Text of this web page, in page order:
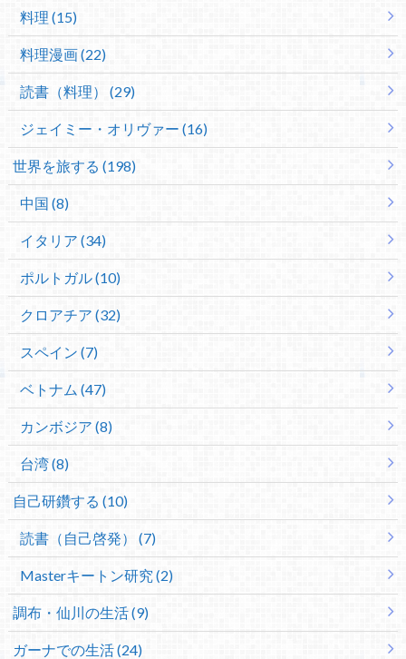
料理 (15)
料理漫画 (22)
読書（料理） (29)
ジェイミー・オリヴァー (16)
世界を旅する (198)
中国 (8)
イタリア (34)
ポルトガル (10)
クロアチア (32)
スペイン (7)
ベトナム (47)
カンボジア (8)
台湾 (8)
自己研鑽する (10)
読書（自己啓発） (7)
Masterキートン研究 (2)
調布・仙川の生活 (9)
ガーナでの生活 (24)